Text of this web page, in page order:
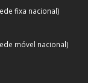
fixa nacional)
móvel nacional)